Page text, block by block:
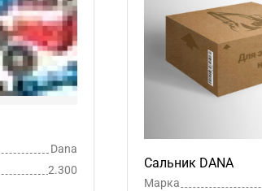
Dana
2.300 Сальник DANA
Марка